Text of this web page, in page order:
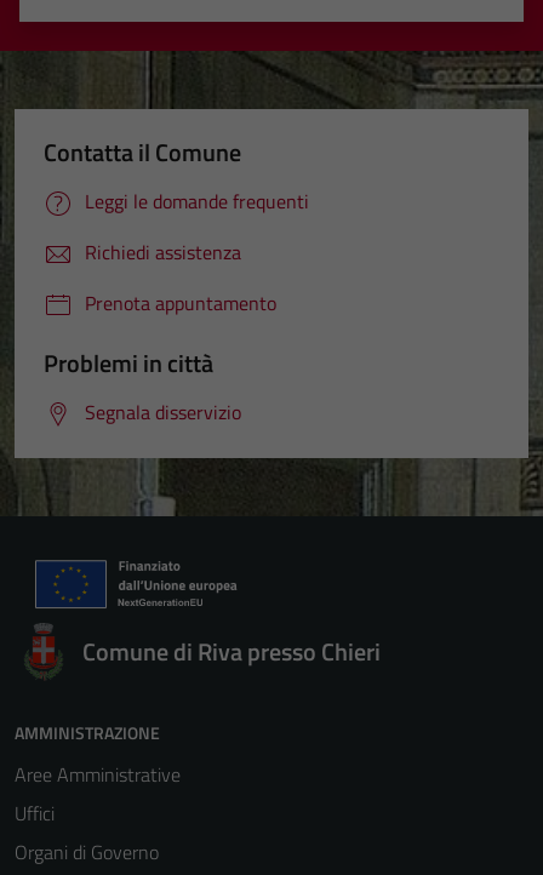
Valuta 5 stelle su 5
Valuta 4 stelle su 5
Valuta 3 stelle su 5
Valuta 2 stelle su 5
Valuta 1 stelle su 5
Contatta il Comune
Leggi le domande frequenti
Richiedi assistenza
Prenota appuntamento
Problemi in città
Segnala disservizio
Comune di Riva presso Chieri
AMMINISTRAZIONE
Aree Amministrative
Uffici
Organi di Governo